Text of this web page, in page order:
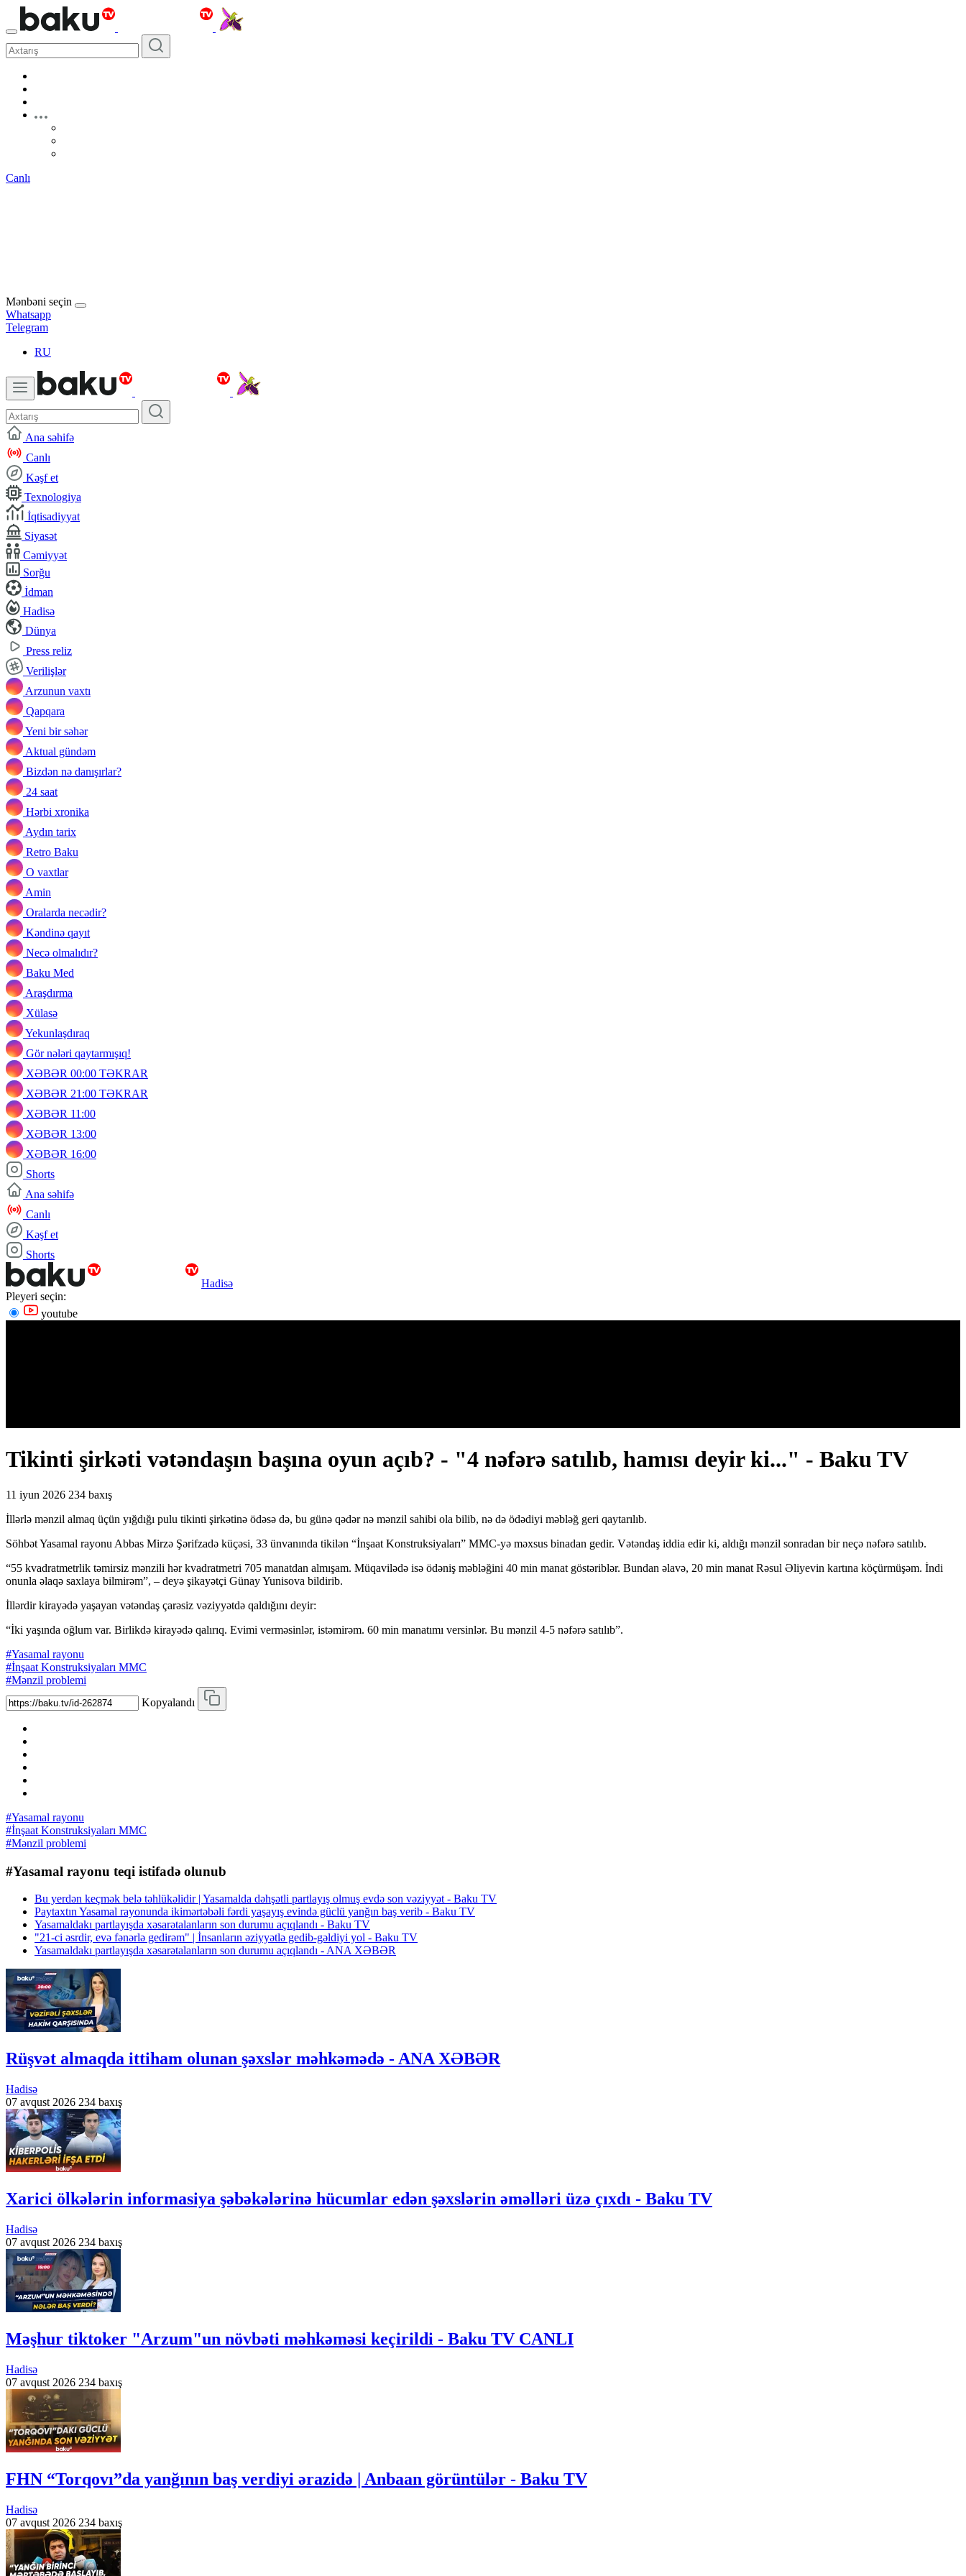
Canlı
Mənbəni seçin
Whatsapp
Telegram
RU
Ana səhifə
Canlı
Kəşf et
Texnologiya
İqtisadiyyat
Siyasət
Cəmiyyət
Sorğu
İdman
Hadisə
Dünya
Press reliz
Verilişlər
Arzunun vaxtı
Qapqara
Yeni bir səhər
Aktual gündəm
Bizdən nə danışırlar?
24 saat
Hərbi xronika
Aydın tarix
Retro Baku
O vaxtlar
Amin
Oralarda necədir?
Kəndinə qayıt
Necə olmalıdır?
Baku Med
Araşdırma
Xülasə
Yekunlaşdıraq
Gör nələri qaytarmışıq!
XƏBƏR 00:00 TƏKRAR
XƏBƏR 21:00 TƏKRAR
XƏBƏR 11:00
XƏBƏR 13:00
XƏBƏR 16:00
Shorts
Ana səhifə
Canlı
Kəşf et
Shorts
Hadisə
Pleyeri seçin:
youtube
Tikinti şirkəti vətəndaşın başına oyun açıb? - "4 nəfərə satılıb, hamısı deyir ki..." - Baku TV
11 iyun 2026 234 baxış
İllərlə mənzil almaq üçün yığdığı pulu tikinti şirkətinə ödəsə də, bu günə qədər nə mənzil sahibi ola bilib, nə də ödədiyi məbləğ geri qaytarılıb.
Söhbət Yasamal rayonu Abbas Mirzə Şərifzadə küçəsi, 33 ünvanında tikilən “İnşaat Konstruksiyaları” MMC-yə məxsus binadan gedir. Vətəndaş iddia edir ki, aldığı mənzil sonradan bir neçə nəfərə satılıb.
“55 kvadratmetrlik təmirsiz mənzili hər kvadratmetri 705 manatdan almışam. Müqavilədə isə ödəniş məbləğini 40 min manat göstəriblər. Bundan əlavə, 20 min manat Rəsul Əliyevin kartına köçürmüşəm. İndi
onunla əlaqə saxlaya bilmirəm”, – deyə şikayətçi Günay Yunisova bildirib.
İllərdir kirayədə yaşayan vətəndaş çarəsiz vəziyyətdə qaldığını deyir:
“İki yaşında oğlum var. Birlikdə kirayədə qalırıq. Evimi verməsinlər, istəmirəm. 60 min manatımı versinlər. Bu mənzil 4-5 nəfərə satılıb”.
#Yasamal rayonu
#İnşaat Konstruksiyaları MMC
#Mənzil problemi
Kopyalandı
#Yasamal rayonu
#İnşaat Konstruksiyaları MMC
#Mənzil problemi
#Yasamal rayonu teqi istifadə olunub
Bu yerdən keçmək belə təhlükəlidir | Yasamalda dəhşətli partlayış olmuş evdə son vəziyyət - Baku TV
Paytaxtın Yasamal rayonunda ikimərtəbəli fərdi yaşayış evində güclü yanğın baş verib - Baku TV
Yasamaldakı partlayışda xəsarətalanların son durumu açıqlandı - Baku TV
"21-ci əsrdir, evə fənərlə gedirəm" | İnsanların əziyyətlə gedib-gəldiyi yol - Baku TV
Yasamaldakı partlayışda xəsarətalanların son durumu açıqlandı - ANA XƏBƏR
Rüşvət almaqda ittiham olunan şəxslər məhkəmədə - ANA XƏBƏR
Hadisə
07 avqust 2026 234 baxış
Xarici ölkələrin informasiya şəbəkələrinə hücumlar edən şəxslərin əməlləri üzə çıxdı - Baku TV
Hadisə
07 avqust 2026 234 baxış
Məşhur tiktoker "Arzum"un növbəti məhkəməsi keçirildi - Baku TV CANLI
Hadisə
07 avqust 2026 234 baxış
FHN “Torqovı”da yanğının baş verdiyi ərazidə | Anbaan görüntülər - Baku TV
Hadisə
07 avqust 2026 234 baxış